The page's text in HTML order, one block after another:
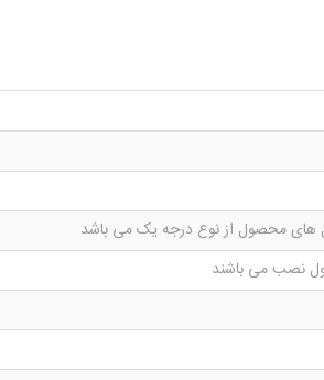
محصول از نوع درجه یک می باشد